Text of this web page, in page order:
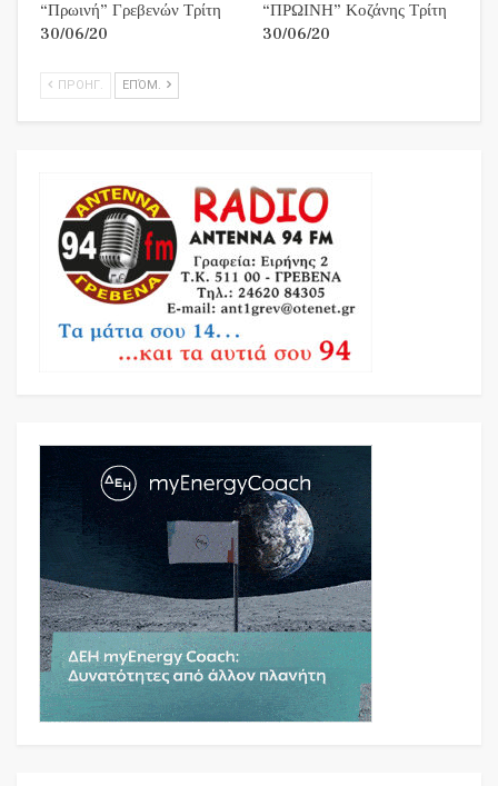
“Πρωινή” Γρεβενών Τρίτη
30/06/20
“ΠΡΩΙΝΗ” Κοζάνης Τρίτη
30/06/20
ΠΡΟΗΓ. ΕΠΌΜ.